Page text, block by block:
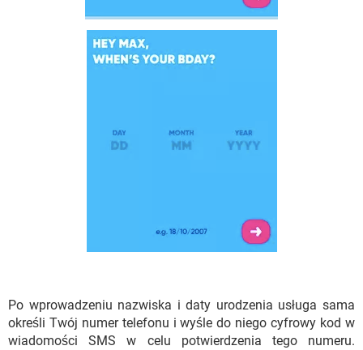
Po wprowadzeniu nazwiska i daty urodzenia usługa sama
określi Twój numer telefonu i wyśle ​​do niego cyfrowy kod w
wiadomości SMS w celu potwierdzenia tego numeru.